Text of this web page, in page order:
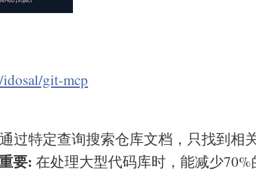
git-mcp
过特定查询搜索仓库文档，只找到相
要: 在处理大型代码库时，能减少70%